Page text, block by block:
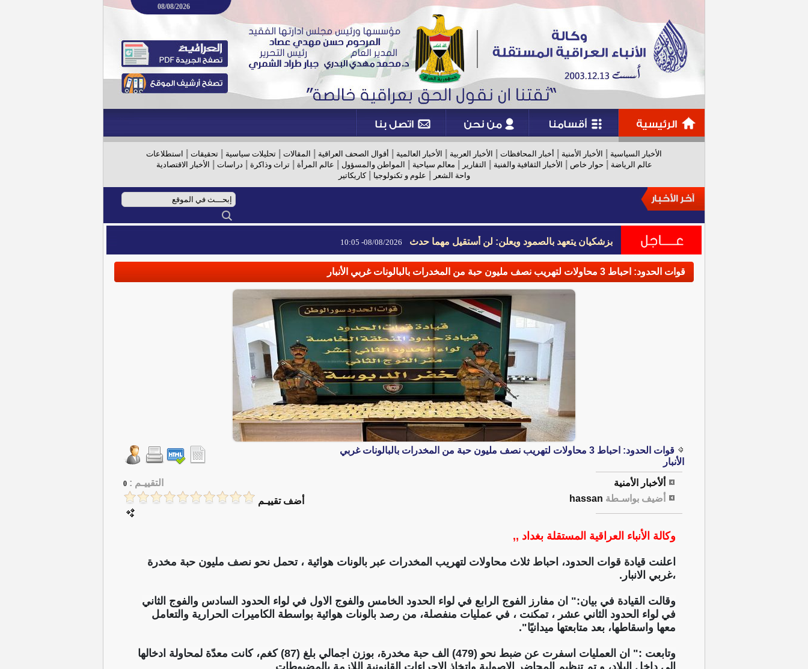
08/08/2026
الأخبار السياسية الأخبار الأمنية أخبار المحافظات الأخبار العربية الأخبار العالمية أقوال الصحف العراقية المقالات تحليلات سياسية تحقيقات
استطلاعات
عالم الرياضة
حوار خاص الأخبار الثقافية والفنية التقارير معالم سياحية المواطن والمسؤول عالم المرأة |تراث وذاكرة دراسات
الأخبار الاقتصادية
واحة الشعر
علوم و تكنولوجيا |كاريكاتير
بزشكيان يتعهد بالصمود ويعلن: لن أستقيل مهما حدث 08/08/2026- 10:05
بزشكيان يتعهد بالصمود ويعلن: لن أستقيل مهما حدث 08/08/2026- 10:05
قوات الحدود: احباط 3 محاولات لتهريب نصف مليون حبة من المخدرات بالبالونات غربي الأنبار
قوات الحدود: احباط 3 محاولات لتهريب نصف مليون حبة من المخدرات بالبالونات غربي
الأنبار
ألأخبار الأمنية التقييـم : 0
أضيف بواسـطة hassan أضف تقييـم
وكالة الأنباء العراقية المستقلة بغداد ,,
اعلنت قيادة قوات الحدود، احباط ثلاث محاولات لتهريب المخدرات عبر بالونات هوائية ، تحمل نحو نصف مليون حبة مخدرة
،غربي الانبار.
وقالت القيادة في بيان:" ان مفارز الفوج الرابع في لواء الحدود الخامس والفوج الاول في لواء الحدود السادس والفوج الثاني
في لواء الحدود الثاني عشر ، تمكنت ، في عمليات منفصلة، من رصد بالونات هوائية بواسطة الكاميرات الحرارية والتعامل
معها واسقاطها، بعد متابعتها ميدانيًا".
وتابعت :" ان العمليات اسفرت عن ضبط نحو (479) الف حبة مخدرة، بوزن اجمالي بلغ (87) كغم، كانت معدّة لمحاولة ادخالها
الى داخل البلاد، و تم تنظيم المحاضر الاصولية واتخاذ الاجراءات القانونية اللازمة بالمضبوطات